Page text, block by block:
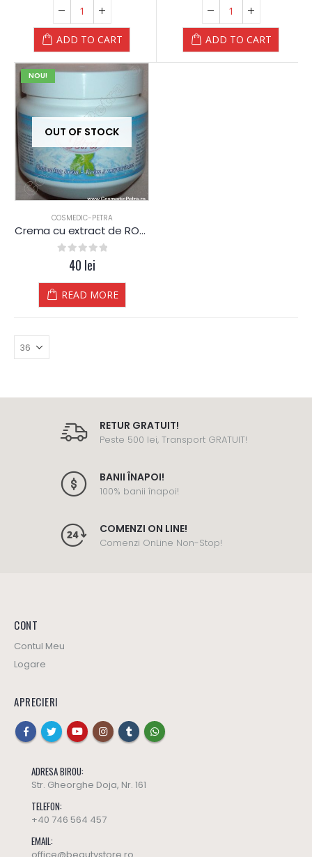
ADD TO CART ADD TO CART
NOU!
OUT OF STOCK
COSMEDIC-PETRA
Crema cu extract de ROZMARIN – 300 ML
out of 5
40 lei
READ MORE
RETUR GRATUIT!
Peste 500 lei, Transport GRATUIT!
BANII ÎNAPOI!
100% banii înapoi!
COMENZI ON LINE!
Comenzi OnLine Non-Stop!
CONT
Contul Meu
Logare
APRECIERI
ADRESA BIROU:
Str. Gheorghe Doja, Nr. 161
TELEFON:
+40 746 564 457
EMAIL: